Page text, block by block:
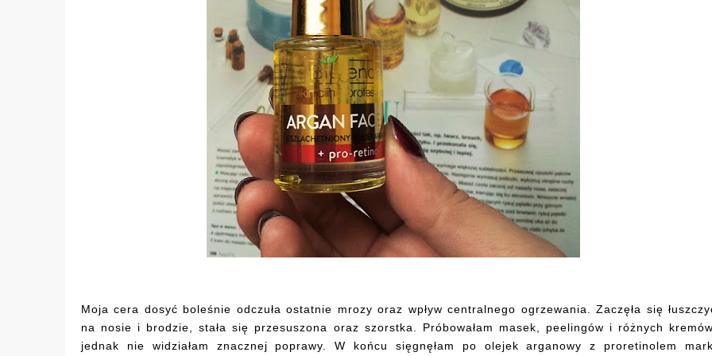
Moja cera dosyć boleśnie odczuła ostatnie mrozy oraz wpływ centralnego ogrzewania. Zaczęła się
na nosie i brodzie, stała się przesuszona oraz szorstka. Próbowałam masek, peelingów i różnych kremów,
jednak nie widziałam znacznej poprawy. W końcu sięgnęłam po olejek arganowy z proretinolem